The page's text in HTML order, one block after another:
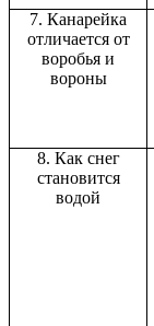
7. Канарейка
отличается от
воробья и
вороны
8. Как снег
становится
водой